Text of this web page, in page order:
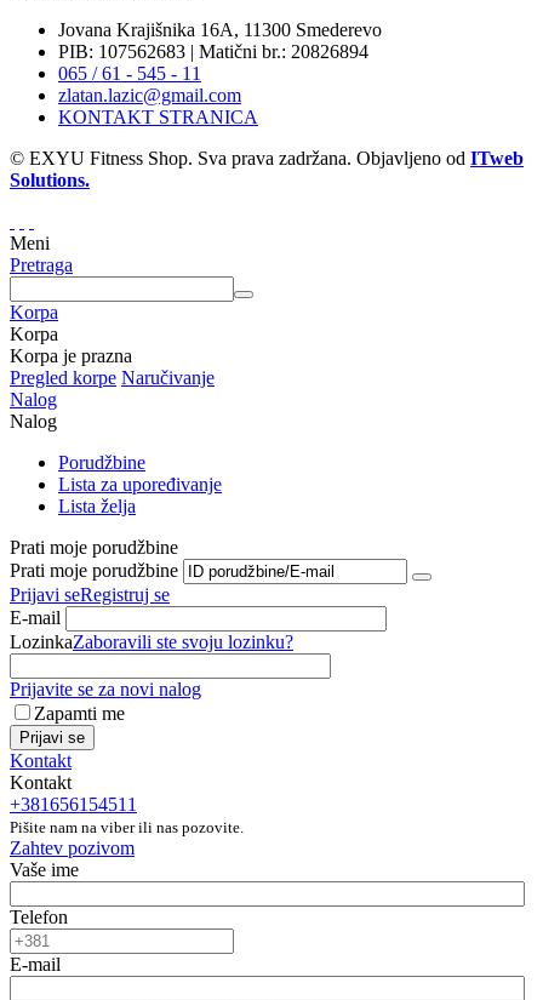
Jovana Krajišnika 16A, 11300 Smederevo
PIB: 107562683 | Matični br.: 20826894
065 / 61 - 545 - 11
zlatan.lazic@gmail.com
KONTAKT STRANICA
© EXYU Fitness Shop. Sva prava zadržana. Objavljeno od ITweb
Solutions.
Meni
Pretraga
Korpa
Korpa
Korpa je prazna
Pregled korpe Naručivanje
Nalog
Nalog
Porudžbine
Lista za upoređivanje
Lista želja
Prati moje porudžbine
Prati moje porudžbine
Prijavi seRegistruj se
E-mail
LozinkaZaboravili ste svoju lozinku?
Prijavite se za novi nalog
Zapamti me
Prijavi se
Kontakt
Kontakt
+381656154511
Pišite nam na viber ili nas pozovite.
Zahtev pozivom
Vaše ime
Telefon
E-mail